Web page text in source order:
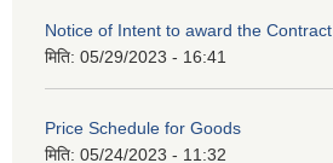
Notice of Intent to award the Contract
मिति: 05/29/2023 - 16:41
Price Schedule for Goods
मिति: 05/24/2023 - 11:32